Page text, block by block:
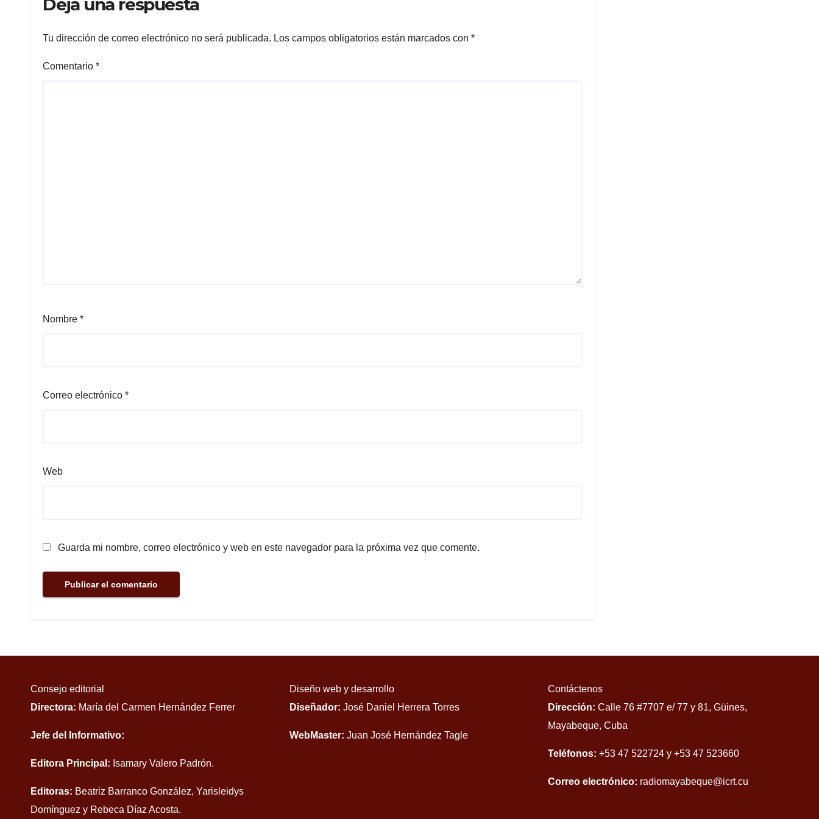
Deja una respuesta
Tu dirección de correo electrónico no será publicada. Los campos obligatorios están marcados con *
Comentario *
Nombre *
Correo electrónico *
Web
Guarda mi nombre, correo electrónico y web en este navegador para la próxima vez que comente.
Consejo editorial
Directora: María del Carmen Hernández Ferrer
Jefe del Informativo:
Editora Principal: Isamary Valero Padrón.
Editoras: Beatriz Barranco González, Yarisleidys
Domínguez y Rebeca Díaz Acosta.
Diseño web y desarrollo
Diseñador: José Daniel Herrera Torres
WebMaster: Juan José Hernández Tagle
Contáctenos
Dirección: Calle 76 #7707 e/ 77 y 81, Güines,
Mayabeque, Cuba
Teléfonos: +53 47 522724 y +53 47 523660
Correo electrónico: radiomayabeque@icrt.cu